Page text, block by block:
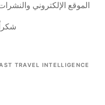
الموقع الإلكتروني
TRAVEL INTELLIGENCE